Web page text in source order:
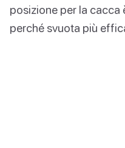
posizione per la
perché svuota più